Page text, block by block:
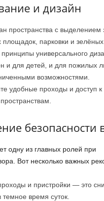
и дизайн
пространства с выделением
площадок, парковки и
принципы универсального
и для детей, и для пожилых
возможностями.
удобные проходы и доступ к
безопасности
одну из главных ролей при
Вот несколько важных
и пристройки — это
время суток.